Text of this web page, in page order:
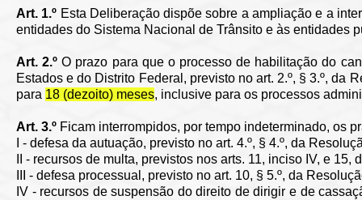
Art. 1.º Esta Deliberação dispõe sobre a ampliação e a
entidades do Sistema Nacional de Trânsito e às entidades
Art. 2.º O prazo para que o processo de habilitação do
Estados e do Distrito Federal, previsto no art. 2.º, § 3.º, da
para 18 (dezoito) meses, inclusive para os processos
Art. 3.º Ficam interrompidos, por tempo indeterminado, os
I - defesa da autuação, previsto no art. 4.º, § 4.º, da
II - recursos de multa, previstos nos arts. 11, inciso IV, e
III - defesa processual, previsto no art. 10, § 5.º, da
IV - recursos de suspensão do direito de dirigir e de